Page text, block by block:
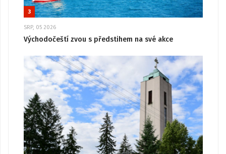
3
SRP, 05 2026
Východočeští zvou s předstihem na své akce